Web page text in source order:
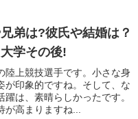
弟は?彼氏や結婚は？
学その後!
陸上競技選手です。小さな身
が印象的ですね。そして、な
は、素晴らしかったです。
が高まりますね...